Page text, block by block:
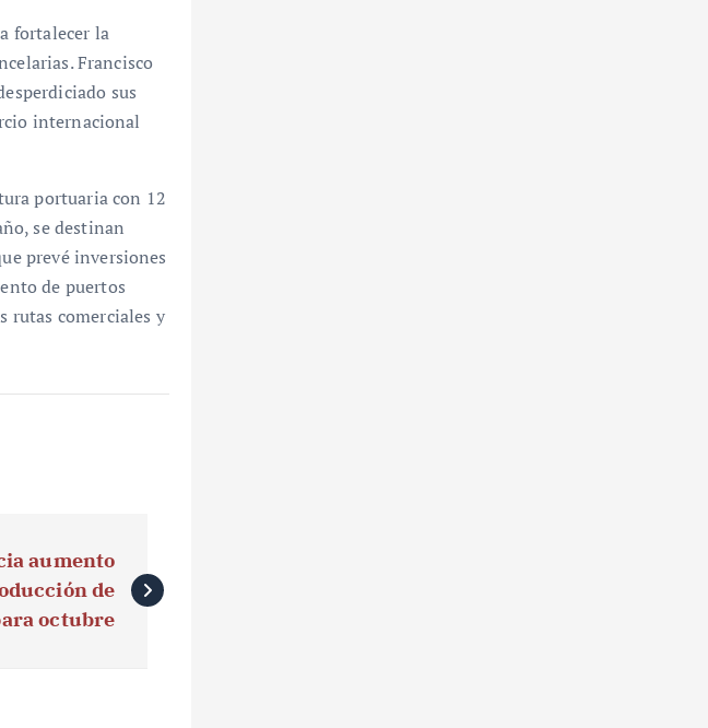
fortalecer la
Francisco
sus
internacional
portuaria con 12
se destinan
prevé inversiones
de puertos
rutas comerciales y
aumento
de
octubre